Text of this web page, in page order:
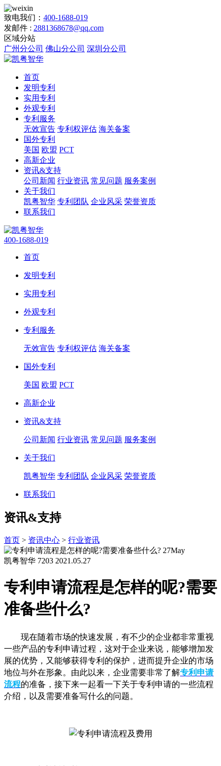
致电我们： 400-1688-019
发邮件 : 2881368678@qq.com
区域分站
广州分公司 佛山分公司 深圳分公司
首页
发明专利
实用专利
外观专利
专利服务
无效宣告 专利权评估 海关备案
国外专利
美国 欧盟 PCT
高新企业
资讯&支持
公司新闻 行业资讯 常见问题 服务案例
关于我们
凯粤智华 专利团队 企业风采 荣誉资质
联系我们
400-1688-019
首页
发明专利
实用专利
外观专利
专利服务
无效宣告 专利权评估 海关备案
国外专利
美国 欧盟 PCT
高新企业
资讯&支持
公司新闻 行业资讯 常见问题 服务案例
关于我们
凯粤智华 专利团队 企业风采 荣誉资质
联系我们
资讯&支持
首页 > 资讯中心 > 行业资讯
27May
凯粤智华 7203 2021.05.27
专利申请流程是怎样的呢?需要
准备些什么?
现在随着市场的快速发展，有不少的企业都非常重视
一些产品的专利申请过程，这对于企业来说，能够增加发
展的优势，又能够获得专利的保护，进而提升企业的市场
地位与外在形象。由此以来，企业需要非常了解专利申请
流程的准备，接下来一起看一下关于专利申请的一些流程
介绍，以及需要准备写什么的问题。